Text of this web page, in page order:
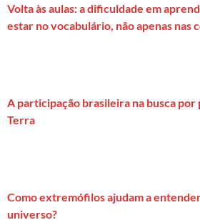
Volta às aulas: a dificuldade em
estar no vocabulário, não apenas nas
A participação brasileira na busca por
Terra
Como extremófilos ajudam a
universo?